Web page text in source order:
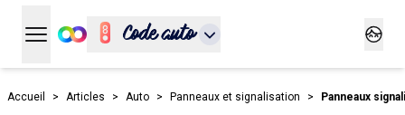
Ouvrir le menu principal
Code auto
Accueil > Articles > Auto > Panneaux et signalisation > Panneaux